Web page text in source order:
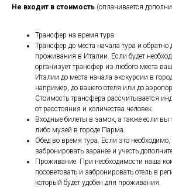
Не входит в стоимость (оплачивается
Трансфер на время тура.
Трансфер до места начала тура и обратно
проживания в Италии. Если будет
организует трансфер из любого места
Италии до места начала экскурсии в
например, до вашего отеля или до
Стоимость трансфера рассчитывается
от расстояния и количества человек.
Входные билеты в замок, а также если вы
либо музей в городе Парма.
Обед во время тура. Если это
забронировать заранее и учесть
Проживание. При необходимости наша
посоветовать и забронировать отель в
который будет удобен для проживания.